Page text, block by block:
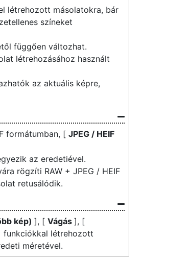
létrehozott másolatokra, bár
színeket
függően változhat.
létrehozásához használt
az aktuális képre,
formátumban, [ JPEG / HEIF
az eredetiével.
rögzíti RAW + JPEG / HEIF
retusálódik.
kép) ], [ Vágás ], [
funkciókkal létrehozott
méretével.